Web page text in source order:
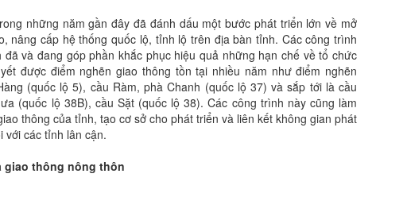
những năm gần đây đã đánh dấu một bước phát triển lớn về mở
nâng cấp hệ thống quốc lộ, tỉnh lộ trên địa bàn tỉnh. Các công trình
đã và đang góp phần khắc phục hiệu quả những hạn chế về tổ chức
được điểm nghẽn giao thông tồn tại nhiều năm như điểm nghẽn
(quốc lộ 5), cầu Ràm, phà Chanh (quốc lộ 37) và sắp tới là cầu
(quốc lộ 38B), cầu Sặt (quốc lộ 38). Các công trình này cũng làm
thông của tỉnh, tạo cơ sở cho phát triển và liên kết không gian phát
với các tỉnh lân cận.
giao thông nông thôn